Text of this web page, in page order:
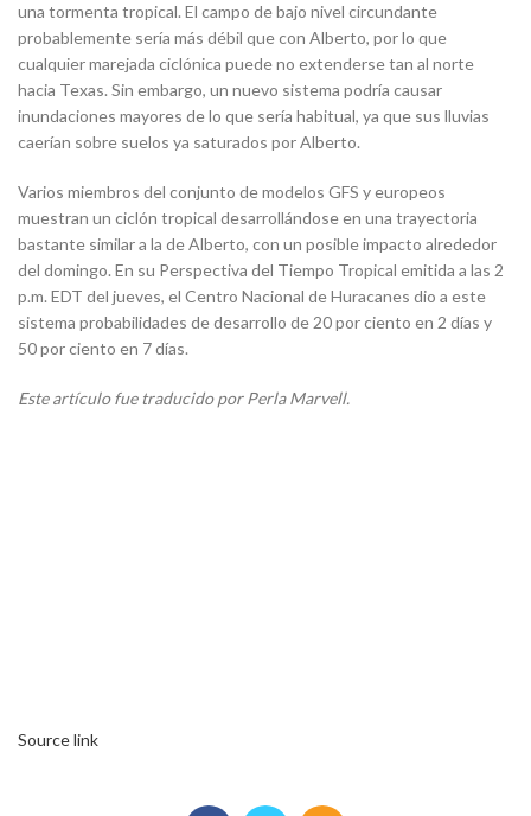
una tormenta tropical. El campo de bajo nivel circundante
probablemente sería más débil que con Alberto, por lo que
cualquier marejada ciclónica puede no extenderse tan al norte
hacia Texas. Sin embargo, un nuevo sistema podría causar
inundaciones mayores de lo que sería habitual, ya que sus lluvias
caerían sobre suelos ya saturados por Alberto.
Varios miembros del conjunto de modelos GFS y europeos
muestran un ciclón tropical desarrollándose en una trayectoria
bastante similar a la de Alberto, con un posible impacto alrededor
del domingo. En su Perspectiva del Tiempo Tropical emitida a las 2
p.m. EDT del jueves, el Centro Nacional de Huracanes dio a este
sistema probabilidades de desarrollo de 20 por ciento en 2 días y
50 por ciento en 7 días.
Este artículo fue traducido por Perla Marvell.
Source link